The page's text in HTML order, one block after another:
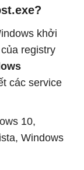
khởi
registry
các service
10,
Windows